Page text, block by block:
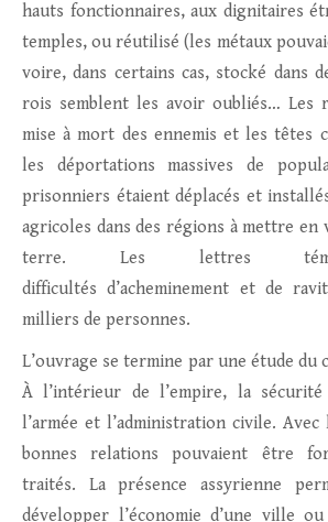
hauts fonctionnaires, aux dignitaires
temples, ou réutilisé (les métaux
voire, dans certains cas, stocké dans
rois semblent les avoir oubliés… Les
mise à mort des ennemis et les têtes
les déportations massives de
prisonniers étaient déplacés et
agricoles dans des régions à mettre
terre. Les lettres
difficultés d’acheminement et de
milliers de personnes.
L’ouvrage se termine par une étude du
À l’intérieur de l’empire, la
l’armée et l’administration civile.
bonnes relations pouvaient être
traités. La présence assyrienne
développer l’économie d’une ville